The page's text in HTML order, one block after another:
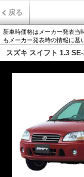
戻る
新車時価格はメーカー発表当
もメーカー発表時の情報に基
スズキ スイフト 1.3